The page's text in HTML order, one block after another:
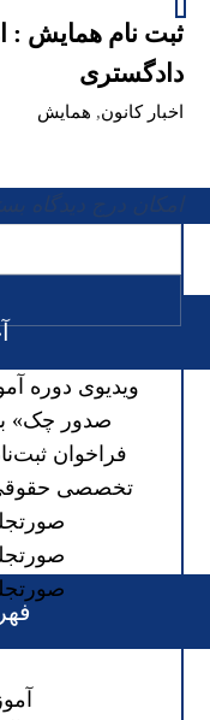
ثبت نام همایش :
دادگستری
اخبار کانون, همایش
صدور چک»
فراخوان
تخصصی حقوقی
صورتجلسه ۷۷ –
صورتجلسه ۷۶ –
صورتجلسه ۷۵ –